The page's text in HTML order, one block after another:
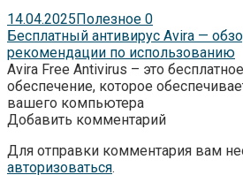
14.04.2025Полезное 0
Бесплатный антивирус Avira —
рекомендации по использованию
Avira Free Antivirus – это
обеспечение, которое
вашего компьютера
Добавить комментарий
Для отправки комментария вам
авторизоваться.